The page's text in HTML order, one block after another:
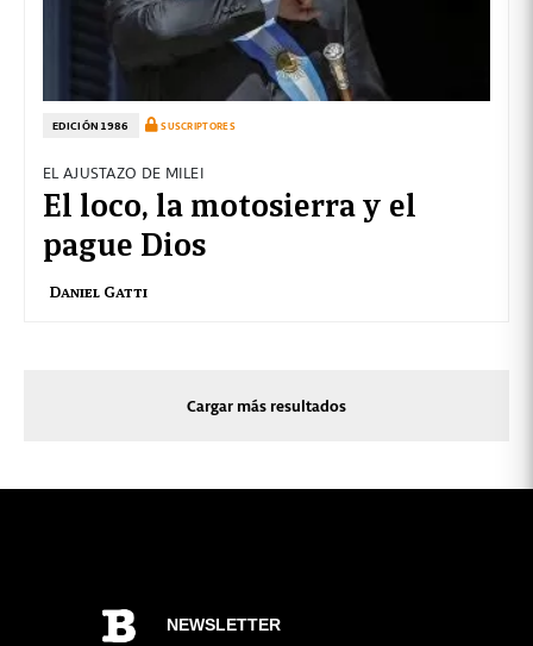
EDICIÓN 1986 SUSCRIPTORES
EL AJUSTAZO DE MILEI
El loco, la motosierra y el
pague Dios
Daniel Gatti
Cargar más resultados